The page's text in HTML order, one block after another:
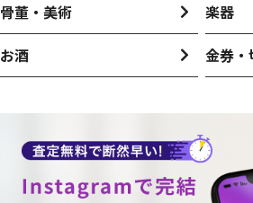
骨董・美術
楽器
お酒
金券・